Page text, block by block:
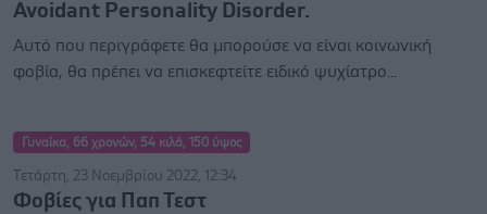
Avoidant Personality Disorder.
Αυτό που περιγράφετε θα μπορούσε να είναι κοινωνική
φοβία, θα πρέπει να επισκεφτείτε ειδικό ψυχίατρο...
Γυναίκα, 66 χρονών, 54 κιλά, 150 ύψος
Τετάρτη, 23 Νοεμβρίου 2022, 12:34
Φοβίες για Παπ Τεστ